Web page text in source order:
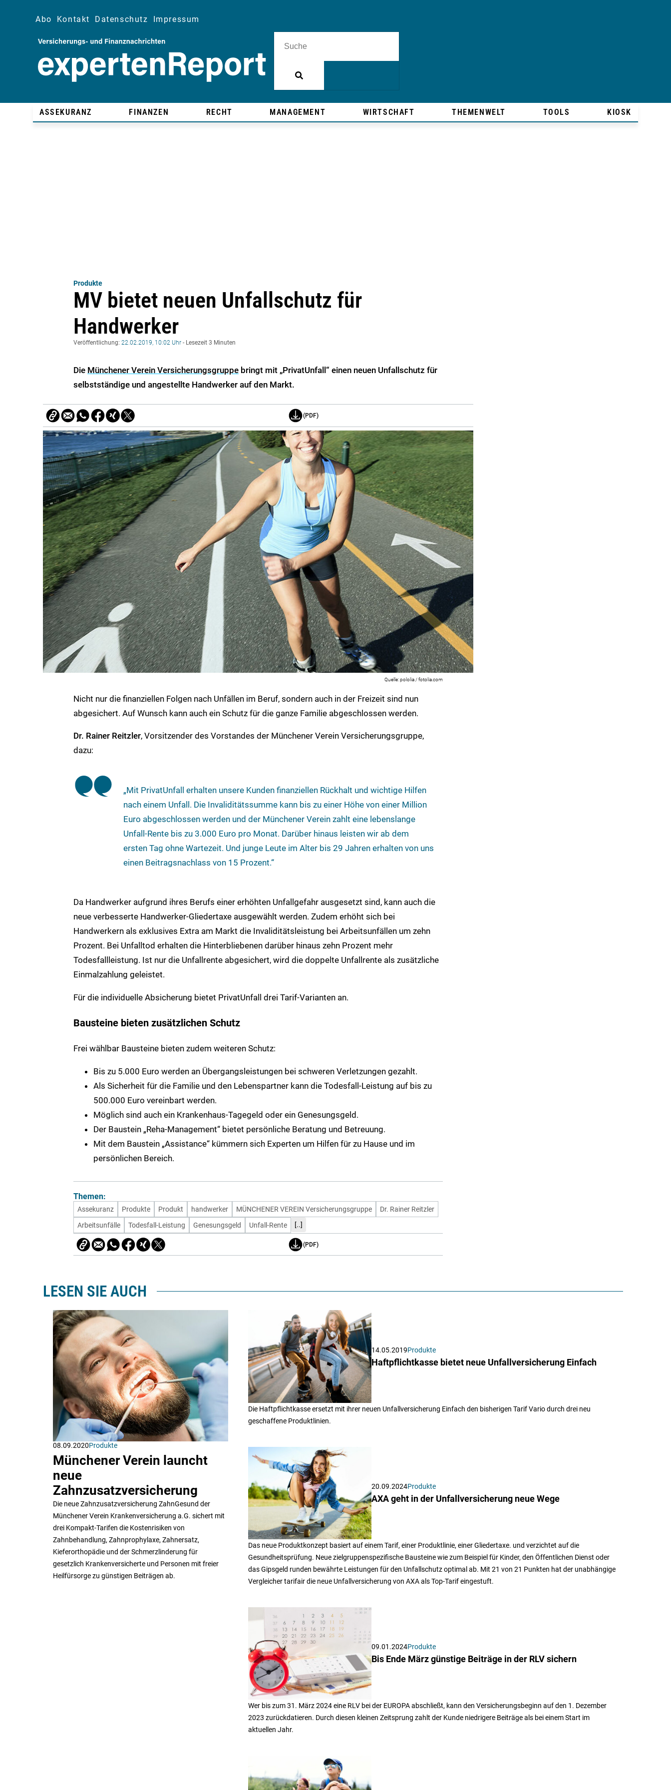
Abo Kontakt Datenschutz Impressum
ASSEKURANZ FINANZEN RECHT MANAGEMENT WIRTSCHAFT THEMENWELT TOOLS KIOSK
Produkte
MV bietet neuen Unfallschutz für
Handwerker
Veröffentlichung: 22.02.2019, 10:02 Uhr - Lesezeit 3 Minuten
Die Münchener Verein Versicherungsgruppe bringt mit „PrivatUnfall“ einen neuen Unfallschutz für
selbstständige und angestellte Handwerker auf den Markt.
(PDF)
pololia / fotolia.com
Nicht nur die finanziellen Folgen nach Unfällen im Beruf, sondern auch in der Freizeit sind nun
abgesichert. Auf Wunsch kann auch ein Schutz für die ganze Familie abgeschlossen werden.
Dr. Rainer Reitzler, Vorsitzender des Vorstandes der Münchener Verein Versicherungsgruppe,
dazu:
„Mit PrivatUnfall erhalten unsere Kunden finanziellen Rückhalt und wichtige Hilfen
nach einem Unfall. Die Invaliditätssumme kann bis zu einer Höhe von einer Million
Euro abgeschlossen werden und der Münchener Verein zahlt eine lebenslange
Unfall-Rente bis zu 3.000 Euro pro Monat. Darüber hinaus leisten wir ab dem
ersten Tag ohne Wartezeit. Und junge Leute im Alter bis 29 Jahren erhalten von uns
einen Beitragsnachlass von 15 Prozent.“
Da Handwerker aufgrund ihres Berufs einer erhöhten Unfallgefahr ausgesetzt sind, kann auch die
neue verbesserte Handwerker-Gliedertaxe ausgewählt werden. Zudem erhöht sich bei
Handwerkern als exklusives Extra am Markt die Invaliditätsleistung bei Arbeitsunfällen um zehn
Prozent. Bei Unfalltod erhalten die Hinterbliebenen darüber hinaus zehn Prozent mehr
Todesfallleistung. Ist nur die Unfallrente abgesichert, wird die doppelte Unfallrente als zusätzliche
Einmalzahlung geleistet.
Für die individuelle Absicherung bietet PrivatUnfall drei Tarif-Varianten an.
Bausteine bieten zusätzlichen Schutz
Frei wählbar Bausteine bieten zudem weiteren Schutz:
Bis zu 5.000 Euro werden an Übergangsleistungen bei schweren Verletzungen gezahlt.
Als Sicherheit für die Familie und den Lebenspartner kann die Todesfall-Leistung auf bis zu
500.000 Euro vereinbart werden.
Möglich sind auch ein Krankenhaus-Tagegeld oder ein Genesungsgeld.
Der Baustein „Reha-Management“ bietet persönliche Beratung und Betreuung.
Mit dem Baustein „Assistance“ kümmern sich Experten um Hilfen für zu Hause und im
persönlichen Bereich.
Themen:
Assekuranz Produkte Produkt handwerker MÜNCHENER VEREIN Versicherungsgruppe
Dr. Rainer Reitzler
Arbeitsunfälle
Todesfall-Leistung Genesungsgeld Unfall-Rente [..]
(PDF)
LESEN SIE AUCH
08.09.2020Produkte
Münchener Verein launcht
neue
Zahnzusatzversicherung
Die neue Zahnzusatzversicherung ZahnGesund der
Münchener Verein Krankenversicherung a.G. sichert mit
drei Kompakt-Tarifen die Kostenrisiken von
Zahnbehandlung, Zahnprophylaxe, Zahnersatz,
Kieferorthopädie und der Schmerzlinderung für
gesetzlich Krankenversicherte und Personen mit freier
Heilfürsorge zu günstigen Beiträgen ab.
14.05.2019Produkte
Haftpflichtkasse bietet neue Unfallversicherung Einfach
Die Haftpflichtkasse ersetzt mit ihrer neuen Unfallversicherung Einfach den bisherigen Tarif Vario durch drei neu
geschaffene Produktlinien.
20.09.2024Produkte
AXA geht in der Unfallversicherung neue Wege
Das neue Produktkonzept basiert auf einem Tarif, einer Produktlinie, einer Gliedertaxe. und verzichtet auf die
Gesundheitsprüfung. Neue zielgruppenspezifische Bausteine wie zum Beispiel für Kinder, den Öffentlichen Dienst oder
das Gipsgeld runden bewährte Leistungen für den Unfallschutz optimal ab. Mit 21 von 21 Punkten hat der unabhängige
Vergleicher tarifair die neue Unfallversicherung von AXA als Top-Tarif eingestuft.
09.01.2024Produkte
Bis Ende März günstige Beiträge in der RLV sichern
Wer bis zum 31. März 2024 eine RLV bei der EUROPA abschließt, kann den Versicherungsbeginn auf den 1. Dezember
2023 zurückdatieren. Durch diesen kleinen Zeitsprung zahlt der Kunde niedrigere Beiträge als bei einem Start im
aktuellen Jahr.